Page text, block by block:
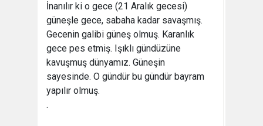
İnanılır ki o gece (21 Aralık gecesi)
güneşle gece, sabaha kadar savaşmış.
Gecenin galibi güneş olmuş. Karanlık
gece pes etmiş. Işıklı gündüzüne
kavuşmuş dünyamız. Güneşin
sayesinde. O gündür bu gündür bayram
yapılır olmuş.
.